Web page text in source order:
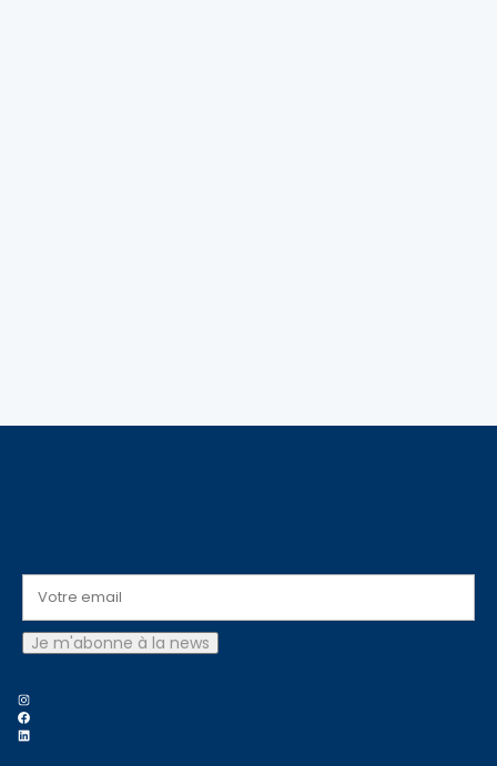
Instagram
Facebook
LinkedIn